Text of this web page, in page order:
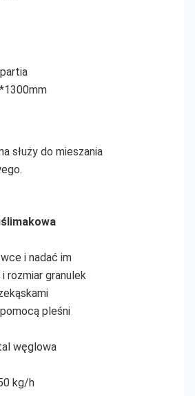
służy do mieszania
i nadać im
rozmiar granulek
pleśni
węglowa
kg/h